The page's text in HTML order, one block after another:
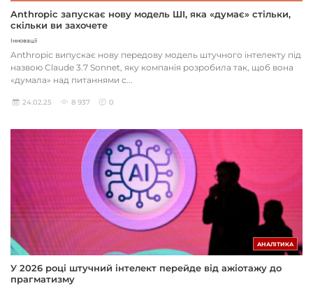
Anthropic запускає нову модель ШІ, яка «думає» стільки,
скільки ви захочете
Інновації
Anthropic випускає нову передову модель штучного інтелекту під
назвою Claude 3.7 Sonnet, яку компанія розробила так, щоб вона
«думала» над питаннями с...
24.02.25 8 937 0
АНАЛІТИКА
У 2026 році штучний інтелект перейде від ажіотажу до
прагматизму